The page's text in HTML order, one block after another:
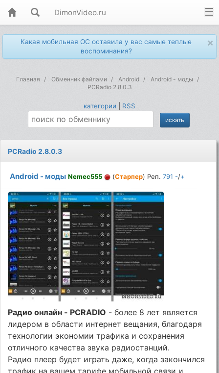
DimonVideo.ru
×
Какая мобильная ОС оставила у вас самые теплые
воспоминания?
Главная Обменник файлами Android
Android - моды
PCRadio 2.8.0.3
категории RSS
PCRadio 2.8.0.3
Android - моды Nemec555 (Старпер) Реп.791 -/+
Радио онлайн - PCRADIO - более 8 лет является
лидером в области интернет вещания, благодаря
технологии экономии трафика и сохранения
отличного качества звука радиостанций.
Радио плеер будет играть даже, когда закончился
трафик на вашем тарифе мобильной связи и